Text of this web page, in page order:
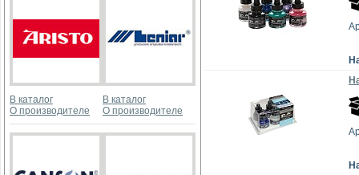
В каталог
О производителе
В каталог
О производителе